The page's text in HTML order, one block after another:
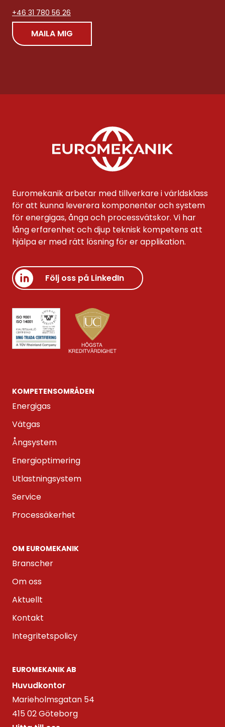
+46 31 780 56 26
MAILA MIG
Euromekanik arbetar med tillverkare i världsklass
för att kunna leverera komponenter och system
för energigas, ånga och processvätskor. Vi har
lång erfarenhet och djup teknisk kompetens att
hjälpa er med rätt lösning för er applikation.
Följ oss på LinkedIn
KOMPETENS­OMRÅDEN
Energigas
Vätgas
Ångsystem
Energioptimering
Utlastningsystem
Service
Processäkerhet
OM EUROMEKANIK
Branscher
Om oss
Aktuellt
Kontakt
Integritetspolicy
EUROMEKANIK AB
Huvudkontor
Marieholmsgatan 54
415 02 Göteborg